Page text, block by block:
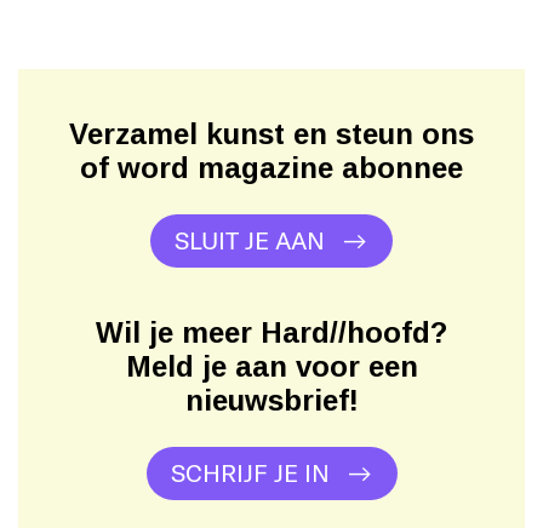
Verzamel kunst en steun ons
of word magazine abonnee
SLUIT JE AAN
Wil je meer Hard//hoofd?
Meld je aan voor een
nieuwsbrief!
SCHRIJF JE IN